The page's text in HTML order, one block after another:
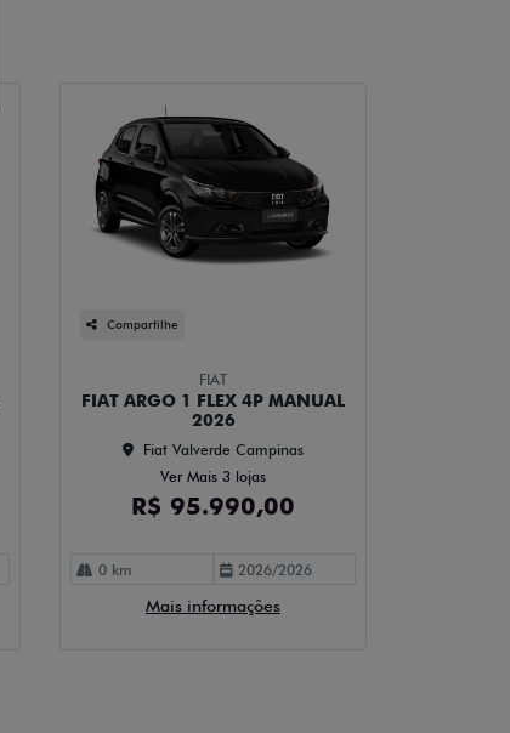
Compartilhe
FIAT
FIAT ARGO 1 FLEX 4P MANUAL
2026
Fiat Valverde Campinas
Ver Mais 3 lojas
R$ 95.990,00
0 km 2026/2026
Mais informações